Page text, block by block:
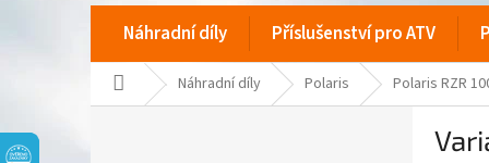
Náhradní díly Příslušenství pro ATV
Domů Náhradní díly Polaris Polaris RZR